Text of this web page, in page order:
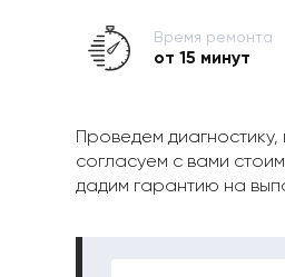
Время ремонта
от 15 минут
Проведем
согласуем с вами
дадим гарантию на